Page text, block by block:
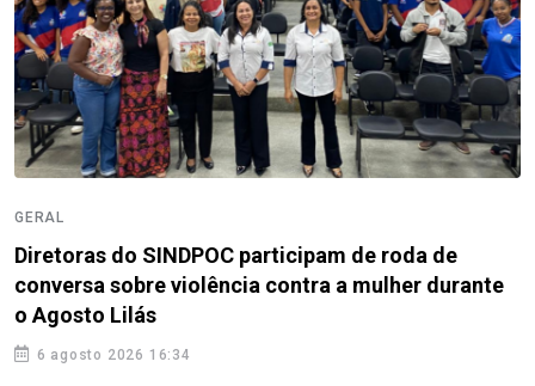
GERAL
Diretoras do SINDPOC participam de roda de
conversa sobre violência contra a mulher durante
o Agosto Lilás
6 agosto 2026 16:34